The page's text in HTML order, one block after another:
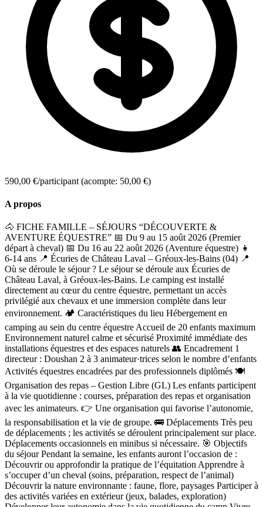
590,00 €/participant (acompte: 50,00 €)
A propos
🐴 FICHE FAMILLE – SÉJOURS “DÉCOUVERTE &
AVENTURE ÉQUESTRE” 📅 Du 9 au 15 août 2026 (Premier
départ à cheval) 📅 Du 16 au 22 août 2026 (Aventure équestre) 👧
6-14 ans 📍 Écuries de Château Laval – Gréoux-les-Bains (04) 📍
Où se déroule le séjour ? Le séjour se déroule aux Écuries de
Château Laval, à Gréoux-les-Bains. Le camping est installé
directement au cœur du centre équestre, permettant un accès
privilégié aux chevaux et une immersion complète dans leur
environnement. 🏕 Caractéristiques du lieu Hébergement en
camping au sein du centre équestre Accueil de 20 enfants maximum
Environnement naturel calme et sécurisé Proximité immédiate des
installations équestres et des espaces naturels 👥 Encadrement 1
directeur : Doushan 2 à 3 animateur·trices selon le nombre d’enfants
Activités équestres encadrées par des professionnels diplômés 🍽
Organisation des repas – Gestion Libre (GL) Les enfants participent
à la vie quotidienne : courses, préparation des repas et organisation
avec les animateurs. 👉 Une organisation qui favorise l’autonomie,
la responsabilisation et la vie de groupe. 🚌 Déplacements Très peu
de déplacements ; les activités se déroulent principalement sur place.
Déplacements occasionnels en minibus si nécessaire. 🎯 Objectifs
du séjour Pendant la semaine, les enfants auront l’occasion de :
Découvrir ou approfondir la pratique de l’équitation Apprendre à
s’occuper d’un cheval (soins, préparation, respect de l’animal)
Découvrir la nature environnante : faune, flore, paysages Participer à
des activités variées en extérieur (jeux, balades, exploration)